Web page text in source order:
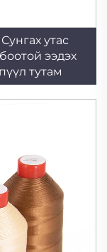
утас
ээдэх
тутам